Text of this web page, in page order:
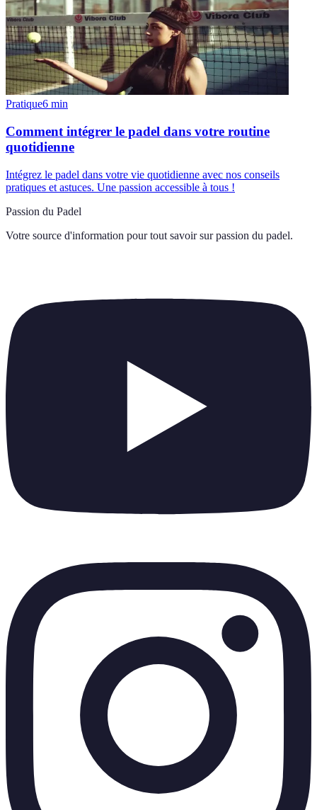
Pratique6 min
Comment intégrer le padel dans votre routine
quotidienne
Intégrez le padel dans votre vie quotidienne avec nos conseils
pratiques et astuces. Une passion accessible à tous !
Passion du Padel
Votre source d'information pour tout savoir sur passion du padel.